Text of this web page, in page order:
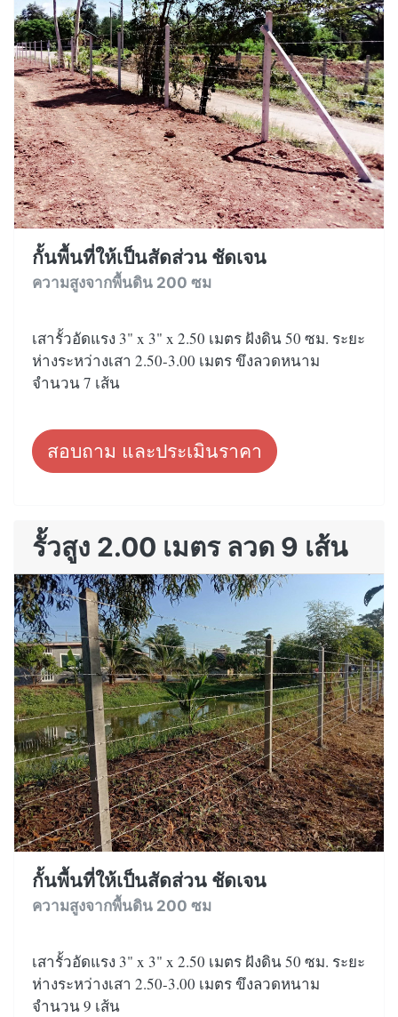
กั้นพื้นที่ให้เป็นสัดส่วน ชัดเจน
ความสูงจากพื้นดิน 200 ซม
เสารั้วอัดแรง 3" x 3" x 2.50 เมตร ฝังดิน 50 ซม. ระยะ
ห่างระหว่างเสา 2.50-3.00 เมตร ขึงลวดหนาม
จำนวน 7 เส้น
สอบถาม และประเมินราคา
รั้วสูง 2.00 เมตร ลวด 9 เส้น
กั้นพื้นที่ให้เป็นสัดส่วน ชัดเจน
ความสูงจากพื้นดิน 200 ซม
เสารั้วอัดแรง 3" x 3" x 2.50 เมตร ฝังดิน 50 ซม. ระยะ
ห่างระหว่างเสา 2.50-3.00 เมตร ขึงลวดหนาม
จำนวน 9 เส้น